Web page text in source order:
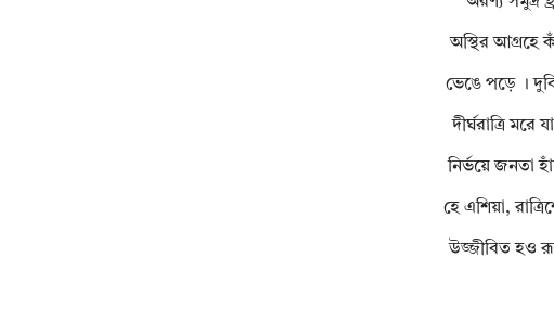
অস্থির আগ্রহে
ভেঙে পড়ে ।
দীর্ঘরাত্রি
নির্ভয়ে জনতা
হে এশিয়া,
উজ্জীবিত হও